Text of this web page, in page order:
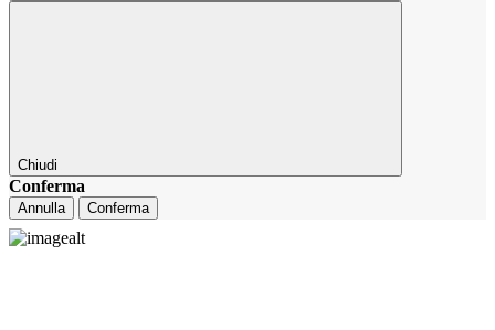
Chiudi
Conferma
Annulla Conferma